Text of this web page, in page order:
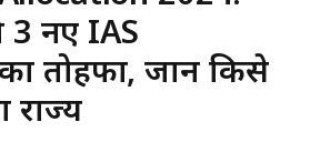
3 नए IAS
तोहफा, जानें किसे
राज्य